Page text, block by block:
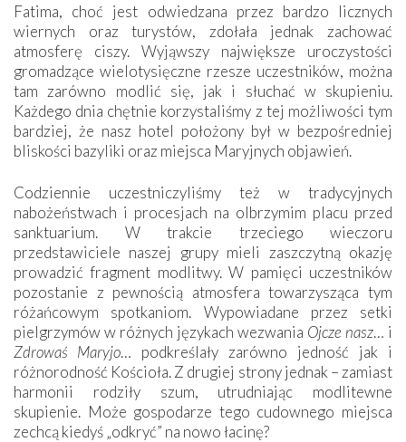
Fatima, choć jest odwiedzana przez bardzo licznych
wiernych oraz turystów, zdołała jednak zachować
atmosferę ciszy. Wyjąwszy największe uroczystości
gromadzące wielotysięczne rzesze uczestników, można
tam zarówno modlić się, jak i słuchać w skupieniu.
Każdego dnia chętnie korzystaliśmy z tej możliwości tym
bardziej, że nasz hotel położony był w bezpośredniej
bliskości bazyliki oraz miejsca Maryjnych objawień.
Codziennie uczestniczyliśmy też w tradycyjnych
nabożeństwach i procesjach na olbrzymim placu przed
sanktuarium. W trakcie trzeciego wieczoru
przedstawiciele naszej grupy mieli zaszczytną okazję
prowadzić fragment modlitwy. W pamięci uczestników
pozostanie z pewnością atmosfera towarzysząca tym
różańcowym spotkaniom. Wypowiadane przez setki
pielgrzymów w różnych językach wezwania Ojcze nasz… i
Zdrowaś Maryjo… podkreślały zarówno jedność jak i
różnorodność Kościoła. Z drugiej strony jednak – zamiast
harmonii rodziły szum, utrudniając modlitewne
skupienie. Może gospodarze tego cudownego miejsca
zechcą kiedyś „odkryć” na nowo łacinę?